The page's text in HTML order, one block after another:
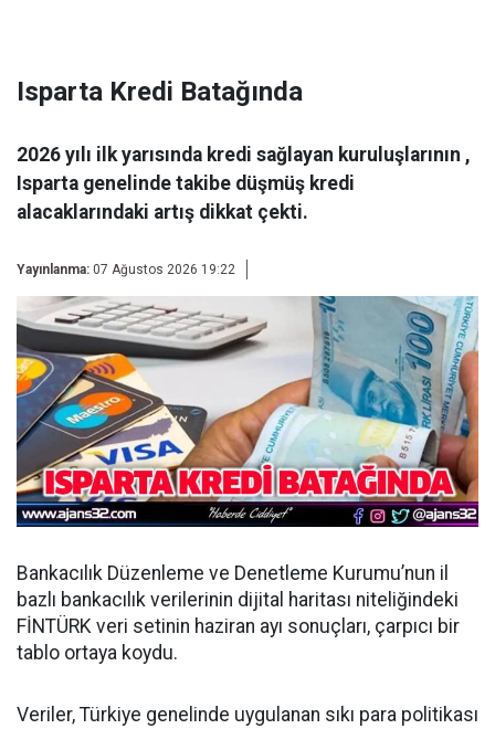
Isparta Kredi Batağında
2026 yılı ilk yarısında kredi sağlayan kuruluşlarının ,
Isparta genelinde takibe düşmüş kredi
alacaklarındaki artış dikkat çekti.
Yayınlanma: 07 Ağustos 2026 19:22
Bankacılık Düzenleme ve Denetleme Kurumu’nun il
bazlı bankacılık verilerinin dijital haritası niteliğindeki
FİNTÜRK veri setinin haziran ayı sonuçları, çarpıcı bir
tablo ortaya koydu.
Veriler, Türkiye genelinde uygulanan sıkı para politikası